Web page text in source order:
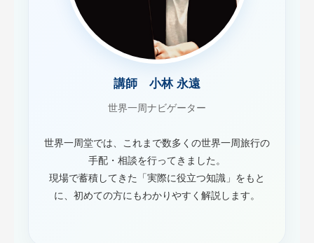
講師 小林 永遠
世界一周ナビゲーター
世界一周堂では、これまで数多くの世界一周旅行の
手配・相談を行ってきました。
現場で蓄積してきた「実際に役立つ知識」をもと
に、初めての方にもわかりやすく解説します。